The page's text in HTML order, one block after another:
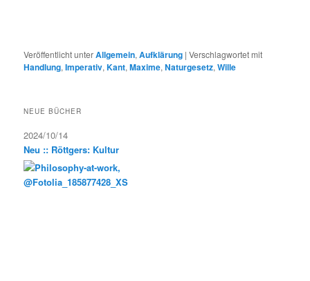
Veröffentlicht unterAllgemein,Aufklärung |Verschlagwortet mit
Handlung,Imperativ,Kant,Maxime,Naturgesetz,Wille
NEUE BÜCHER
2024/10/14
Neu :: Röttgers: Kultur